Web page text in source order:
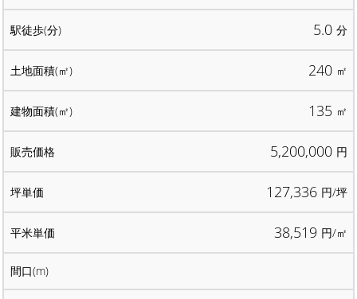
5.0 分
240 ㎡
135 ㎡
5,200,000 円
127,336 円/坪
38,519 円/㎡